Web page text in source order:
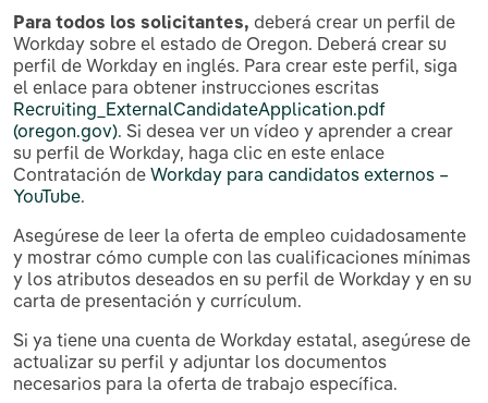
Para todos los solicitantes, deberá crear un perfil de
Workday sobre el estado de Oregon. Deberá crear su
perfil de Workday en inglés. Para crear este perfil, siga
el enlace para obtener instrucciones escritas
Recruiting_ExternalCandidateApplication.pdf
(oregon.gov). Si desea ver un vídeo y aprender a crear
su perfil de Workday, haga clic en este enlace
Contratación de Workday para candidatos externos –
YouTube.
Asegúrese de leer la oferta de empleo cuidadosamente
y mostrar cómo cumple con las cualificaciones mínimas
y los atributos deseados en su perfil de Workday y en su
carta de presentación y currículum.
Si ya tiene una cuenta de Workday estatal, asegúrese de
actualizar su perfil y adjuntar los documentos
necesarios para la oferta de trabajo específica.